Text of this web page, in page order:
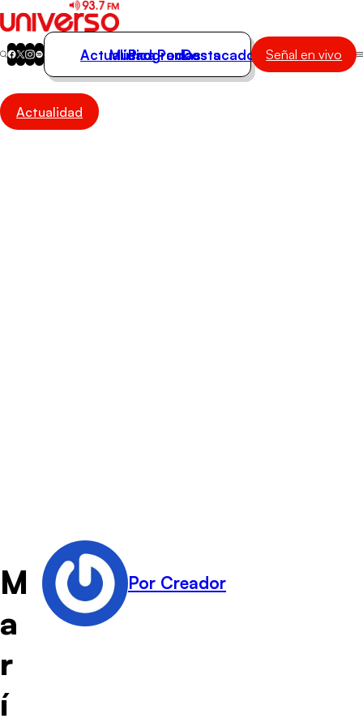
Actualidad
Música
Actualidad
Música
Programas
Podcasts
Destacados Señal en vivo
Actualidad
M
a
r
í
Por Creador